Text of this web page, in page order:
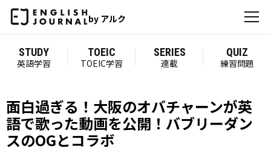
by アルク
STUDY
英語学習
TOEIC
TOEIC学習
SERIES
連載
QUIZ
練習問題
面白過ぎる！大阪のオバチャーンが英
語で歌った動画を公開！バブリーダン
スのOGとコラボ